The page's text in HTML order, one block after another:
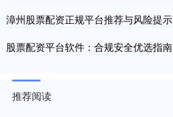
漳州股票配资正规平台推荐与风险提示
股票配资平台软件：合规安全优选指南
推荐阅读